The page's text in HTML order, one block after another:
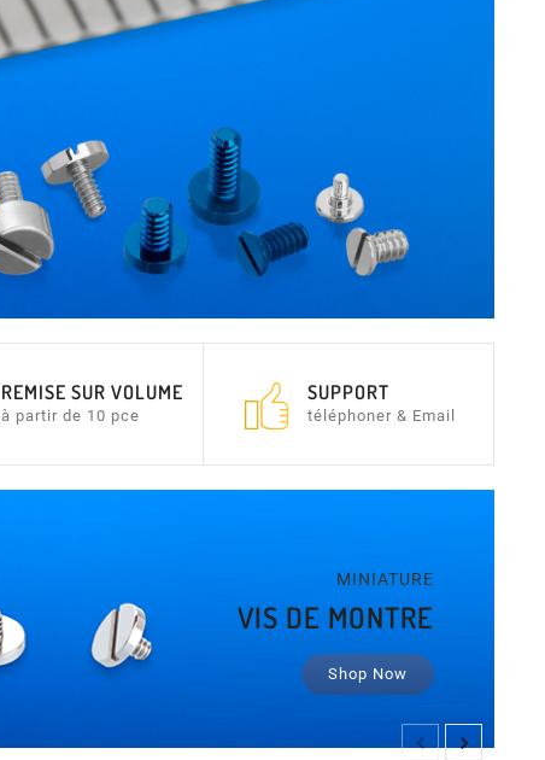
REMISE SUR VOLUME
à partir de 10 pce
SUPPORT
téléphoner & Email
MINIATURE
VIS DE MONTRE
Shop Now
 